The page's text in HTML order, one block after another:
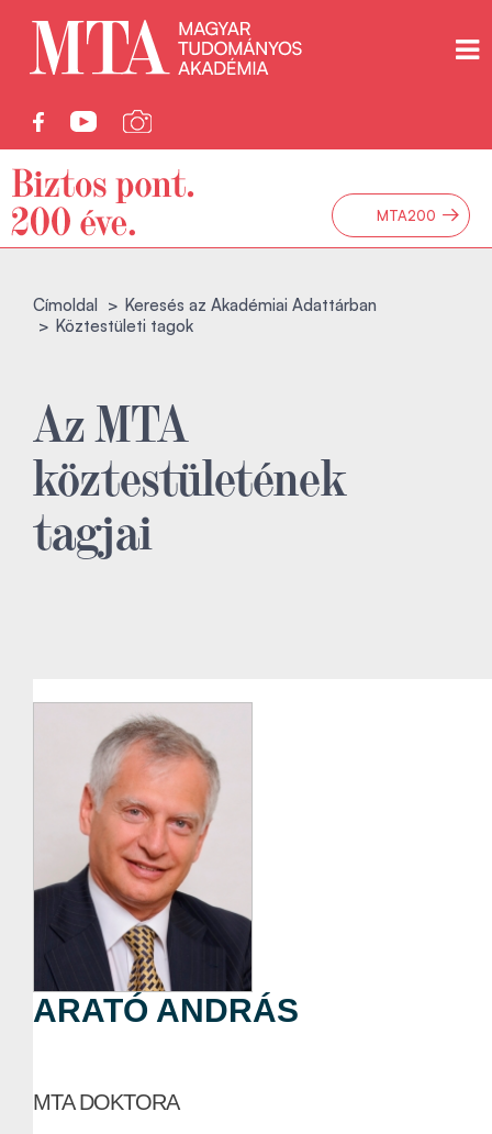
MTA200 →
Címoldal
Keresés az Akadémiai Adattárban
Köztestületi tagok
Az MTA
köztestületének
tagjai
ARATÓ ANDRÁS
MTA DOKTORA